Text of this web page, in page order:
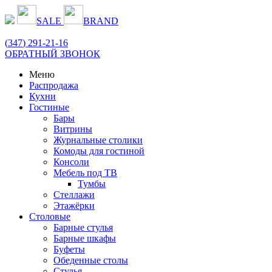
SALE BRAND
(347) 291-21-16
ОБРАТНЫЙ ЗВОНОК
Меню
Распродажа
Кухни
Гостиные
Бары
Витрины
Журнальные столики
Комоды для гостиной
Консоли
Мебель под ТВ
Тумбы
Стеллажи
Этажёрки
Столовые
Барные стулья
Барные шкафы
Буфеты
Обеденные столы